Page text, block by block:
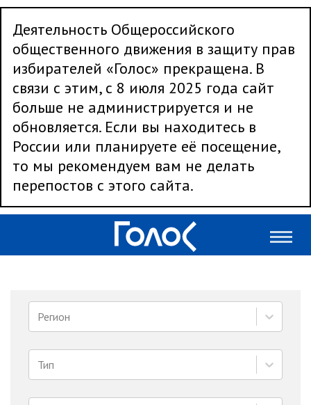
Деятельность Общероссийского
общественного движения в защиту прав
избирателей «Голос» прекращена. В
связи с этим, с 8 июля 2025 года сайт
больше не администрируется и не
обновляется. Если вы находитесь в
России или планируете её посещение,
то мы рекомендуем вам не делать
перепостов с этого сайта.
Регион
Тип